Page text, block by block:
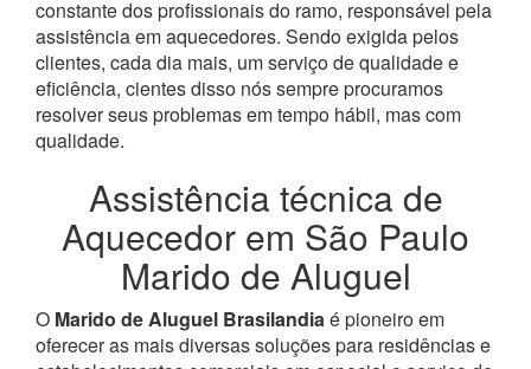
constante dos profissionais do ramo, responsável pela
assistência em aquecedores. Sendo exigida pelos
clientes, cada dia mais, um serviço de qualidade e
eficiência, cientes disso nós sempre procuramos
resolver seus problemas em tempo hábil, mas com
qualidade.
Assistência técnica de
Aquecedor em São Paulo
Marido de Aluguel
O Marido de Aluguel Brasilandiaé pioneiro em
oferecer as mais diversas soluções para residências e